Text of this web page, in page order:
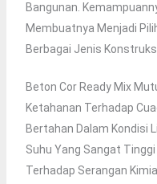
Bangunan.
Membuatnya Menjadi
Berbagai Jenis
Beton Cor Ready Mix
Ketahanan Terhadap
Bertahan Dalam Kondisi
Suhu Yang Sangat
Terhadap Serangan